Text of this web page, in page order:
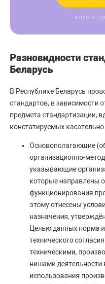
это
Разновидности
Беларусь
В Республике Беларусь
стандартов, в зависимости
предмета стандартизации,
констатируемых касательно
Основополагающие
организационно-
указывающие
которые направлены
функционирования
этому отнесены
назначения,
Целью данных норма
технического
техническими,
нишами деятельности
использования